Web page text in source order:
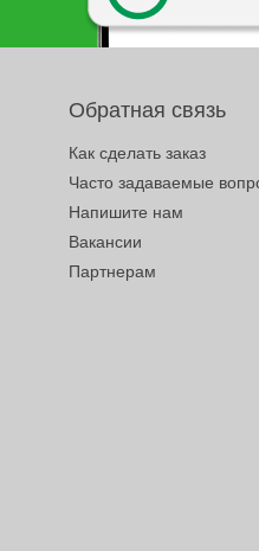
Обратная связь
Как сделать заказ
Часто задаваемые
Напишите нам
Вакансии
Партнерам